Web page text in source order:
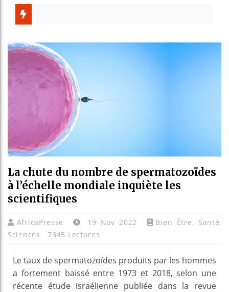
La chute du nombre de spermatozoïdes
à l’échelle mondiale inquiète les
scientifiques
AfricaPresse 19 Nov 2022 Bien Être, Santé,
Sciences
7345 Lectures
Le taux de spermatozoïdes produits par les hommes
a fortement baissé entre 1973 et 2018, selon une
récente étude israélienne publiée dans la revue